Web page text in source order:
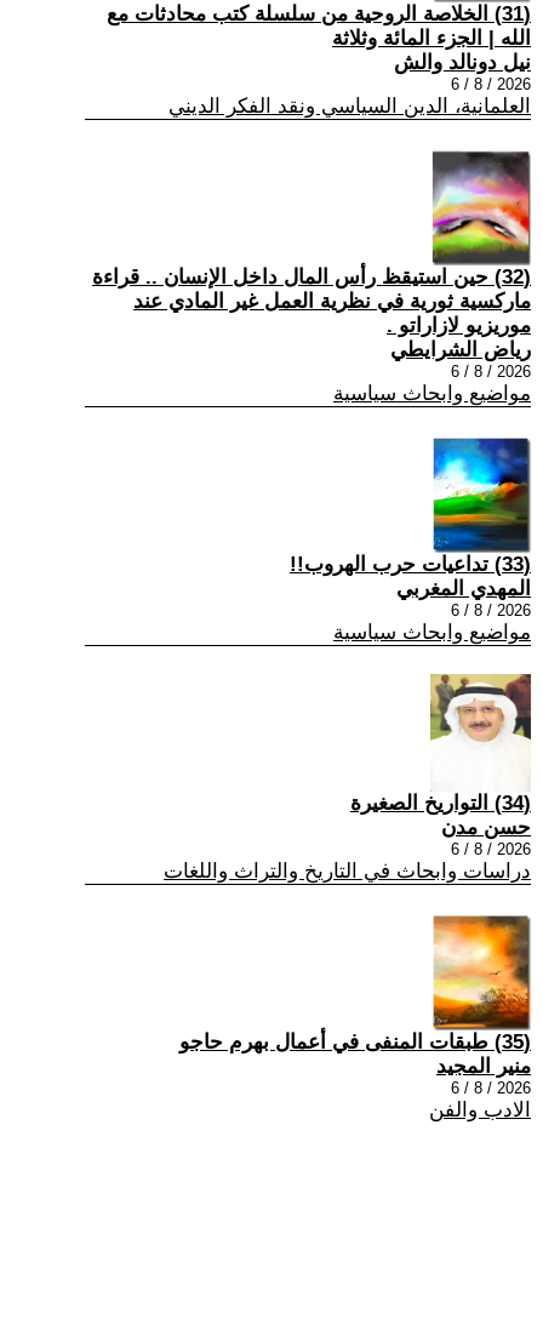
(31) الخلاصة الروحية من سلسلة كتب محادثات مع
الله | الجزء المائة وثلاثة
نيل دونالد والش
2026 / 8 / 6
العلمانية، الدين السياسي ونقد الفكر الديني
(32) حين استيقظ رأس المال داخل الإنسان .. قراءة
ماركسية ثورية في نظرية العمل غير المادي عند
موريزيو لازاراتو .
رياض الشرايطي
2026 / 8 / 6
مواضيع وابحاث سياسية
(33) تداعيات حرب الهروب!!
المهدي المغربي
2026 / 8 / 6
مواضيع وابحاث سياسية
(34) التواريخ الصغيرة
حسن مدن
2026 / 8 / 6
دراسات وابحاث في التاريخ والتراث واللغات
(35) طبقات المنفى في أعمال بهرم حاجو
منير المجيد
2026 / 8 / 6
الادب والفن